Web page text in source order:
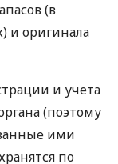
(в
и оригинала
и учета
(поэтому
ими
по